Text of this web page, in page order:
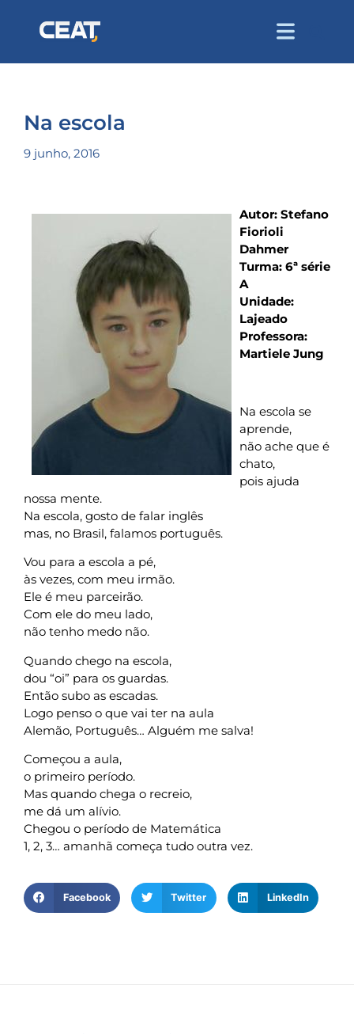
Na escola
9 junho, 2016
Autor: Stefano
Fiorioli
Dahmer
Turma: 6ª série
A
Unidade:
Lajeado
Professora:
Martiele Jung
Na escola se
aprende,
não ache que é
chato,
pois ajuda
nossa mente.
Na escola, gosto de falar inglês
mas, no Brasil, falamos português.
Vou para a escola a pé,
às vezes, com meu irmão.
Ele é meu parceirão.
Com ele do meu lado,
não tenho medo não.
Quando chego na escola,
dou “oi” para os guardas.
Então subo as escadas.
Logo penso o que vai ter na aula
Alemão, Português… Alguém me salva!
Começou a aula,
o primeiro período.
Mas quando chega o recreio,
me dá um alívio.
Chegou o período de Matemática
1, 2, 3… amanhã começa tudo outra vez.
Facebook Twitter LinkedIn